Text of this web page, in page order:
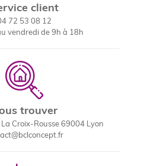
client
72 53 08 12
vendredi de 9h à 18h
trouver
Croix-Rousse 69004 Lyon